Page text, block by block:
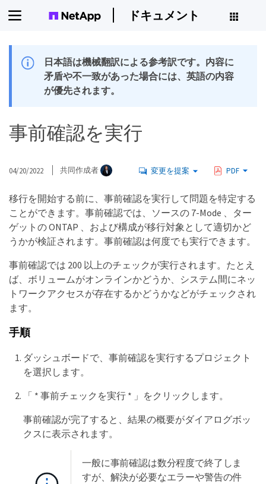
ドキュメント
日本語は機械翻訳による参考訳です。内容に
矛盾や不一致があった場合には、英語の内容
が優先されます。
事前確認を実行
04/20/2022 共同作成者 変更を提案 PDF
移行を開始する前に、事前確認を実行して問題を特定する
ことができます。事前確認では、ソースの 7-Mode 、ター
ゲットの ONTAP 、および構成が移行対象として適切かど
うかが検証されます。事前確認は何度でも実行できます。
事前確認では 200 以上のチェックが実行されます。たとえ
ば、ボリュームがオンラインかどうか、システム間にネッ
トワークアクセスが存在するかどうかなどがチェックされ
ます。
手順
ダッシュボードで、事前確認を実行するプロジェクト
を選択します。
「 * 事前チェックを実行 * 」をクリックします。
事前確認が完了すると、結果の概要がダイアログボッ
クスに表示されます。
一般に事前確認は数分程度で終了しま
すが、解決が必要なエラーや警告の件